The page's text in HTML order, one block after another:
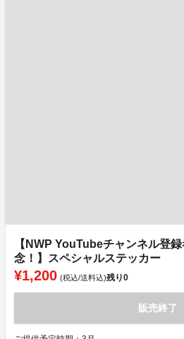
【NWP YouTubeチャンネル登
念！】スペシャルステッカー
¥1,200 (税込/送料込)残り0
販売終了